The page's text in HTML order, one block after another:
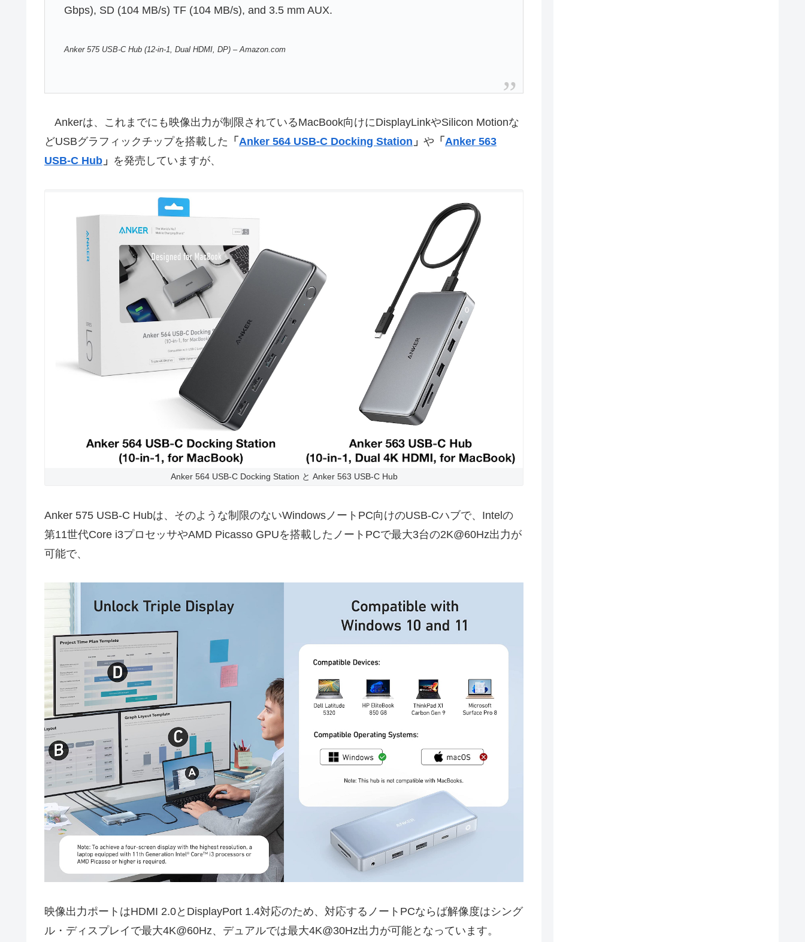
Gbps), SD (104 MB/s) TF (104 MB/s), and 3.5 mm AUX.
Anker 575 USB-C Hub (12-in-1, Dual HDMI, DP) – Amazon.com
Ankerは、これまでにも映像出力が制限されているMacBook向けにDisplayLinkやSilicon Motionな
どUSBグラフィックチップを搭載した 「 Anker 564 USB-C Docking Station 」 や 「 Anker 563
USB-C Hub 」 を発売していますが、
Anker 564 USB-C Docking Station と Anker 563 USB-C Hub
Anker 575 USB-C Hubは、そのような制限のないWindowsノートPC向けのUSB-Cハブで、Intelの
第11世代Core i3プロセッサやAMD Picasso GPUを搭載したノートPCで最大3台の2K@60Hz出力が
可能で、
映像出力ポートはHDMI 2.0とDisplayPort 1.4対応のため、対応するノートPCならば解像度はシング
ル・ディスプレイで最大4K@60Hz、デュアルでは最大4K@30Hz出力が可能となっています。